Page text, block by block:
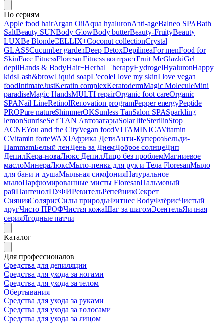
По сериям
Apple food hairArgan OilAqua hyaluronAnti-ageBalneo SPABath
SaltBeauty SUNBody GlowBody butterBeauty-FruityBeauty
LUXBe BlondeCELLIX+Coconut collectionCrystal
GLASSCucumber gardenDeep DetoxDepilineaFor menFood for
SkinFace FitnessFloresanFitness контрастFruit MeGlazkiGel
depilHands & BodyHair+Herbal TherapyHydrogelHyaluronHappy
kidsLash&browLiquid soapL'ecoleI love my skinI love vegan
foodIntimateJustKeratin complexKeratodermMagic MoleculeMini
paradiseMagic HandsMULTI repairOrganic foot careOrganic
SPANail LineRetinolRenovation programPepper energyPeptide
PROPure natureShimmerOKSunless TanSalon SPASparkling
lemonSunriseSelf TAN АвтозагарыSolar lifeSterilinStop
ACNEYou and the CityVegan foodVITAMINICAVitamin
CVitamin forteWAXIАфрика ДетиАнти-КуперозБельди-
HammamБелый ленДень за ДнемДоброе солнцеДип
ДепилKepa-новаЛюкс ДепилЛицо без проблемМагниевое
маслоМинераЛюксМыло-пенка для рук и Тела FloresanМыло
для бани и душаМыльная симфонияНатуральное
мылоПарфюмированные мисты FloresanПальмовый
райПантенолПУФИРевительРепейникСекрет
СиянияСолярисСилы природыФитнес BodyФлёрисЧистый
другЧисто ПРОФЧистая кожаШаг за шагомЭсентельЯичная
серияЯгодные патчи
Каталог
Для профессионалов
Средства для депиляции
Средства для ухода за ногами
Средства для ухода за телом
Обертывания
Средства для ухода за руками
Средства для ухода за волосами
Средства для ухода за лицом